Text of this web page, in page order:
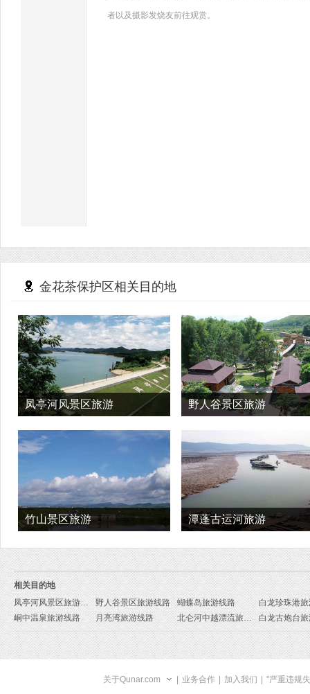
者以及摄影发烧友前往观赏。
金花茶保护区相关目的地
凤亭河风景区旅游 野人谷景区旅游
竹山景区旅游 潭蓬古运河旅游
相关目的地
凤亭河风景区旅游线路
野人谷景区旅游线路 蝴蝶岛旅游线路
白龙珍珠港
峒中温泉旅游线路
月亮湾旅游线路 北仑河中越漂流旅游线路 白龙古炮台
关于Qunar.com 业务合作 加入我们 "严重违规